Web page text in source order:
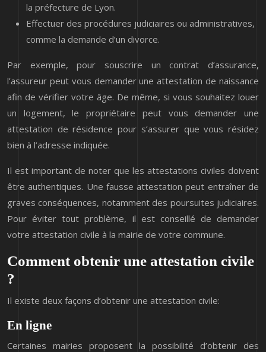
la préfecture de Lyon.
Effectuer des procédures judiciaires ou administratives,
comme la demande d’un divorce.
Par exemple, pour souscrire un contrat d’assurance,
l’assureur peut vous demander une attestation de naissance
afin de vérifier votre âge. De même, si vous souhaitez louer
un logement, le propriétaire peut vous demander une
attestation de résidence pour s’assurer que vous résidez
bien à l’adresse indiquée.
Il est important de noter que les attestations civiles doivent
être authentiques. Une fausse attestation peut entraîner de
graves conséquences, notamment des poursuites judiciaires.
Pour éviter tout problème, il est conseillé de demander
votre attestation civile à la mairie de votre commune.
Comment obtenir une attestation civile
?
Il existe deux façons d’obtenir une attestation civile:
En ligne
Certaines mairies proposent la possibilité d’obtenir des